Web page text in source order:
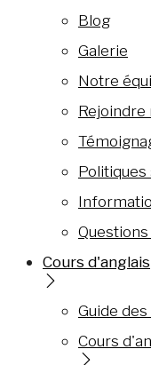
Blog
Galerie
Notre
Rejoindre
Politiques
Cours d'anglais
Guide
Cours